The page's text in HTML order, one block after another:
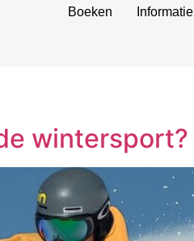
Boeken Informatie
wintersport?